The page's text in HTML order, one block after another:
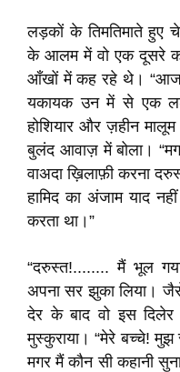
लड़कों के तिमतिमाते हुए
के आलम में वो एक दूसरे
आँखों में कह रहे थे। “आज
यकायक उन में से एक
होशियार और ज़हीन
बुलंद आवाज़ में बोला।
वाअदा ख़िलाफ़ी करना
हामिद का अंजाम याद
करता था।”
“दरुस्त!........ मैं भूल
अपना सर झुका लिया।
देर के बाद वो इस
मुस्कुराया। “मेरे बच्चे!
मगर मैं कौन सी कहानी